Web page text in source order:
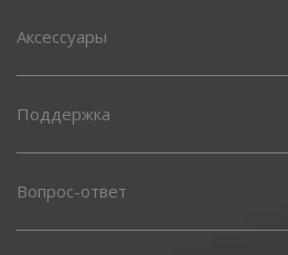
Аксессуары
Поддержка
Вопрос-ответ